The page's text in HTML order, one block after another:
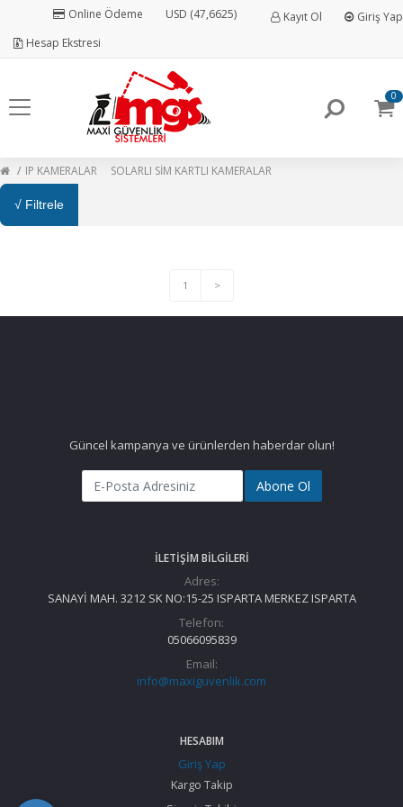
Online Ödeme
USD (47,6625)
Hesap Ekstresi
Kayıt Ol Giriş Yap
0
IP KAMERALAR SOLARLI SİM KARTLI KAMERALAR
√ Filtrele
1 >
Güncel kampanya ve ürünlerden haberdar olun!
Abone Ol
İLETIŞIM BILGILERI
Adres:
SANAYİ MAH. 3212 SK NO:15-25 ISPARTA MERKEZ ISPARTA
Telefon:
05066095839
Email:
info@maxiguvenlik.com
HESABIM
Giriş Yap
Kargo Takip